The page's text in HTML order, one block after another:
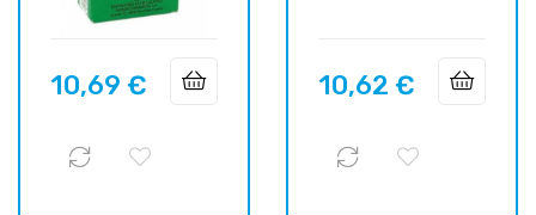
Prix
10,69 € Prix
10,62 €